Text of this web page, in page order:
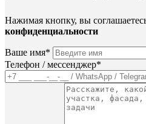
Нажимая кнопку, вы
конфиденциальности
Ваше имя*
Телефон / мессенджер*